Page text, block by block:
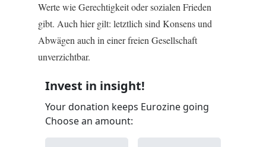
Werte wie Gerechtigkeit oder sozialen Frieden
gibt. Auch hier gilt: letztlich sind Konsens und
Abwägen auch in einer freien Gesellschaft
unverzichtbar.